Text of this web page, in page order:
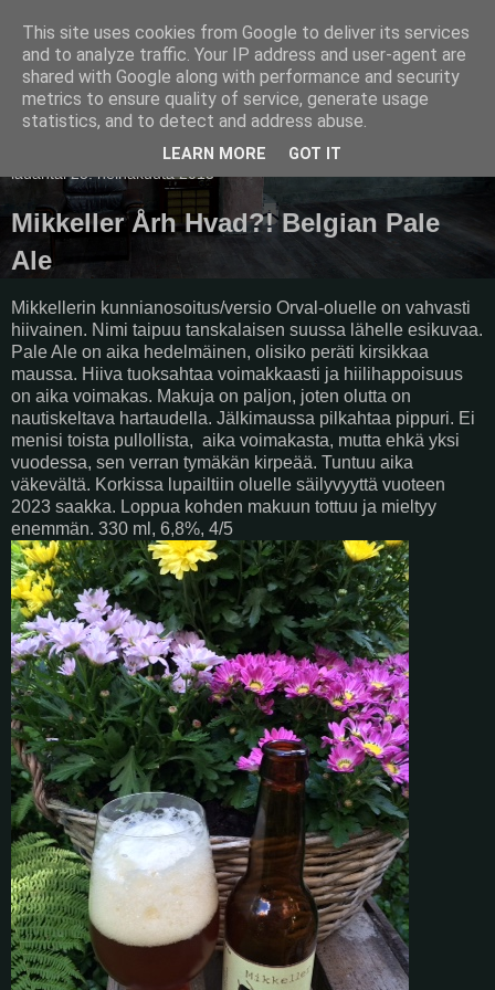
Pullollinen
lauantai 25. heinäkuuta 2015
Mikkeller Årh Hvad?! Belgian Pale
Ale
Mikkellerin kunnianosoitus/versio Orval-oluelle on vahvasti
hiivainen. Nimi taipuu tanskalaisen suussa lähelle esikuvaa.
Pale Ale on aika hedelmäinen, olisiko peräti kirsikkaa
maussa. Hiiva tuoksahtaa voimakkaasti ja hiilihappoisuus
on aika voimakas. Makuja on paljon, joten olutta on
nautiskeltava hartaudella. Jälkimaussa pilkahtaa pippuri. Ei
menisi toista pullollista, aika voimakasta, mutta ehkä yksi
vuodessa, sen verran tymäkän kirpeää. Tuntuu aika
väkevältä. Korkissa lupailtiin oluelle säilyvyyttä vuoteen
2023 saakka. Loppua kohden makuun tottuu ja mieltyy
enemmän. 330 ml, 6,8%, 4/5
This site uses cookies from Google to deliver its services
and to analyze traffic. Your IP address and user-agent are
shared with Google along with performance and security
metrics to ensure quality of service, generate usage
statistics, and to detect and address abuse.
LEARN MORE GOT IT